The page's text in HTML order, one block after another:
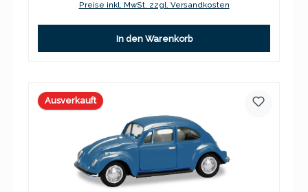
Preise inkl. MwSt. zzgl. Versandkosten
In den Warenkorb
Ausverkauft